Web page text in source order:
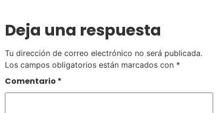
Deja una respuesta
Tu dirección de correo electrónico no será publicada.
Los campos obligatorios están marcados con *
Comentario *